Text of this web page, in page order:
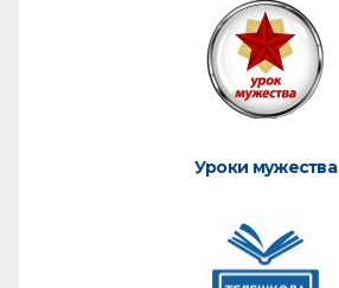
Уроки мужества